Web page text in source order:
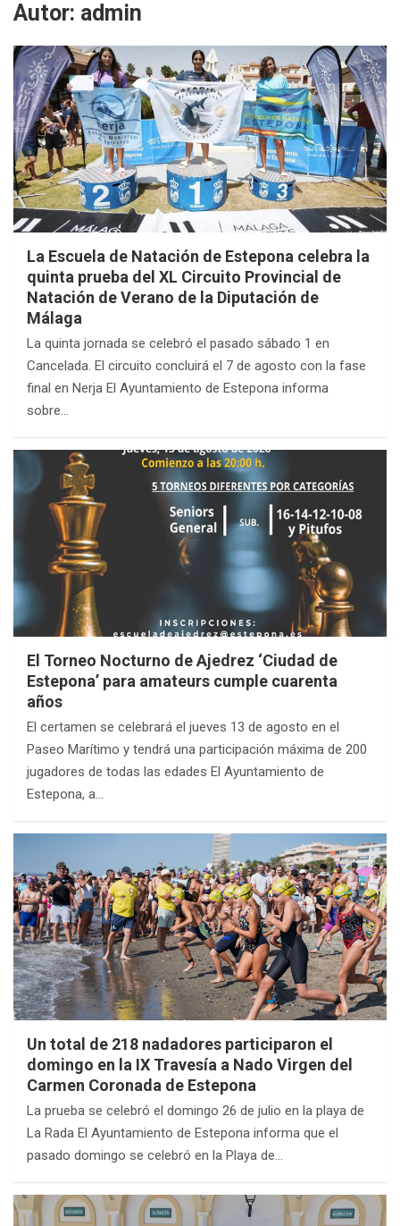
Autor: admin
La Escuela de Natación de Estepona celebra la
quinta prueba del XL Circuito Provincial de
Natación de Verano de la Diputación de
Málaga
La quinta jornada se celebró el pasado sábado 1 en
Cancelada. El circuito concluirá el 7 de agosto con la fase
final en Nerja El Ayuntamiento de Estepona informa
sobre…
El Torneo Nocturno de Ajedrez ‘Ciudad de
Estepona’ para amateurs cumple cuarenta
años
El certamen se celebrará el jueves 13 de agosto en el
Paseo Marítimo y tendrá una participación máxima de 200
jugadores de todas las edades El Ayuntamiento de
Estepona, a…
Un total de 218 nadadores participaron el
domingo en la IX Travesía a Nado Virgen del
Carmen Coronada de Estepona
La prueba se celebró el domingo 26 de julio en la playa de
La Rada El Ayuntamiento de Estepona informa que el
pasado domingo se celebró en la Playa de…